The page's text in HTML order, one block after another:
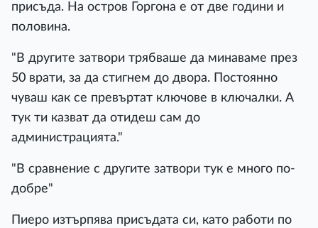
присъда. На остров Горгона е от две години и
половина.
"В другите затвори трябваше да минаваме през
50 врати, за да стигнем до двора. Постоянно
чуваш как се превъртат ключове в ключалки. А
тук ти казват да отидеш сам до
администрацията."
"В сравнение с другите затвори тук е много по-
добре"
Пиеро изтърпява присъдата си, като работи по